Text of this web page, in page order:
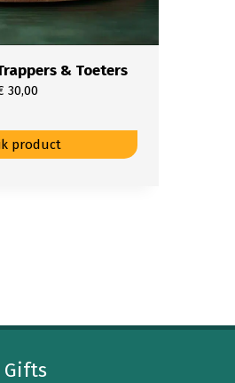
& Toeters
30,00
product
Gifts